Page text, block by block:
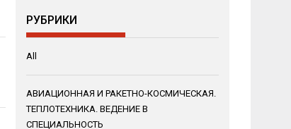
РУБРИКИ
All
АВИАЦИОННАЯ И РАКЕТНО-КОСМИЧЕСКАЯ.
ТЕПЛОТЕХНИКА. ВЕДЕНИЕ В
СПЕЦИАЛЬНОСТЬ